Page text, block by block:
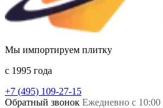
Мы импортируем плитку
c 1995 года
+7 (495) 109-27-15
Обратный звонок Ежедневно с 10:00